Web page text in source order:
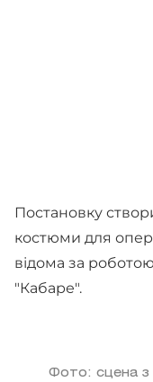
Постановку
костюми для
відома за
"Кабаре".
Фото: сцена з